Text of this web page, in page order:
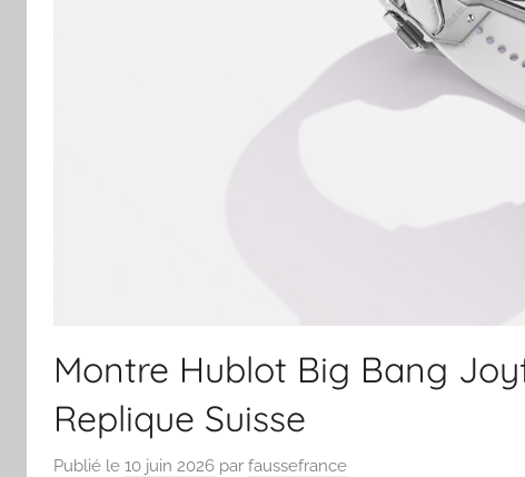
Montre Hublot Big Bang
Replique Suisse
Publié le 10 juin 2026 par faussefrance